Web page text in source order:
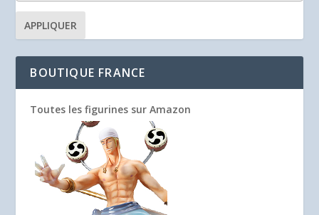
APPLIQUER
BOUTIQUE FRANCE
Toutes les figurines sur Amazon